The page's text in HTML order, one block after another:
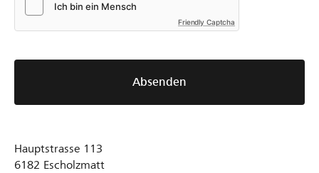
Friendly Captcha
Absenden
Hauptstrasse 113
6182 Escholzmatt